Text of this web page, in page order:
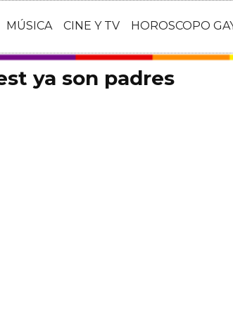
MÚSICA CINE Y TV HOROSCOPO
ya son padres